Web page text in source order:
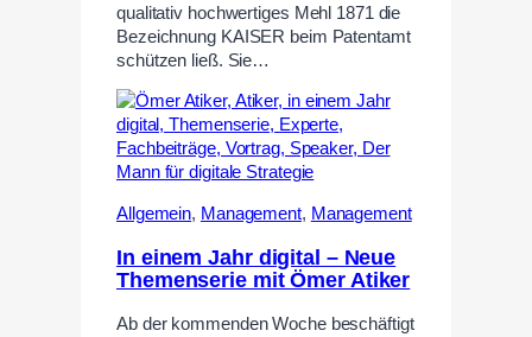
qualitativ hochwertiges Mehl 1871 die
Bezeichnung KAISER beim Patentamt
schützen ließ. Sie…
Allgemein, Management, Management
In einem Jahr digital – Neue
Themenserie mit Ömer Atiker
Ab der kommenden Woche beschäftigt